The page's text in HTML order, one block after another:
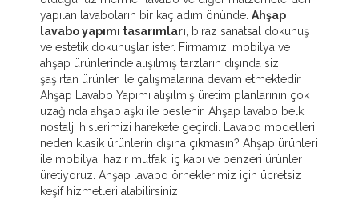
yapılan lavaboların bir kaç adım önünde. Ahşap
lavabo yapımı tasarımları , biraz sanatsal dokunuş
ve estetik dokunuşlar ister. Firmamız, mobilya ve
ahşap ürünlerinde alışılmış tarzların dışında sizi
şaşırtan ürünler ile çalışmalarına devam etmektedir.
Ahşap Lavabo Yapımı alışılmış üretim planlarının çok
uzağında ahşap aşkı ile beslenir. Ahşap lavabo belki
nostalji hislerimizi harekete geçirdi. Lavabo modelleri
neden klasik ürünlerin dışına çıkmasın? Ahşap ürünleri
ile mobilya, hazır mutfak, iç kapı ve benzeri ürünler
üretiyoruz. Ahşap lavabo örneklerimiz için ücretsiz
keşif hizmetleri alabilirsiniz.